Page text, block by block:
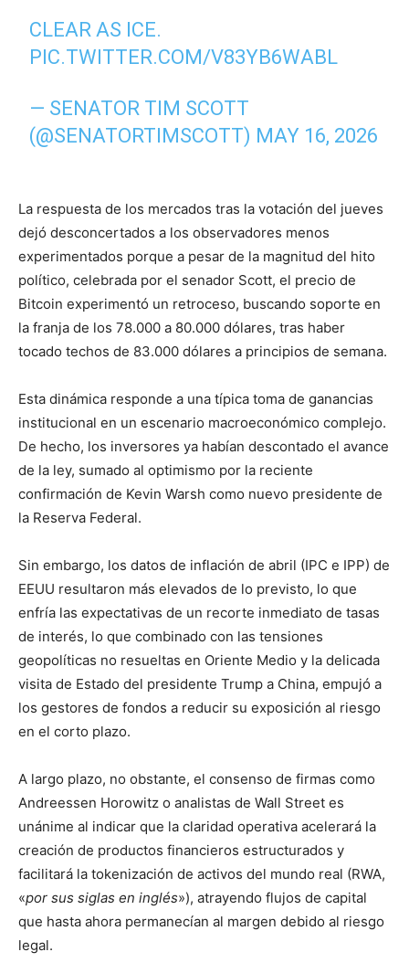
CLEAR AS ICE.
PIC.TWITTER.COM/V83YB6WABL
— SENATOR TIM SCOTT
(@SENATORTIMSCOTT) MAY 16, 2026
La respuesta de los mercados tras la votación del jueves
dejó desconcertados a los observadores menos
experimentados porque a pesar de la magnitud del hito
político, celebrada por el senador Scott, el precio de
Bitcoin experimentó un retroceso, buscando soporte en
la franja de los 78.000 a 80.000 dólares, tras haber
tocado techos de 83.000 dólares a principios de semana.
Esta dinámica responde a una típica toma de ganancias
institucional en un escenario macroeconómico complejo.
De hecho, los inversores ya habían descontado el avance
de la ley, sumado al optimismo por la reciente
confirmación de Kevin Warsh como nuevo presidente de
la Reserva Federal.
Sin embargo, los datos de inflación de abril (IPC e IPP) de
EEUU resultaron más elevados de lo previsto, lo que
enfría las expectativas de un recorte inmediato de tasas
de interés, lo que combinado con las tensiones
geopolíticas no resueltas en Oriente Medio y la delicada
visita de Estado del presidente Trump a China, empujó a
los gestores de fondos a reducir su exposición al riesgo
en el corto plazo.
A largo plazo, no obstante, el consenso de firmas como
Andreessen Horowitz o analistas de Wall Street es
unánime al indicar que la claridad operativa acelerará la
creación de productos financieros estructurados y
facilitará la tokenización de activos del mundo real (RWA,
«por sus siglas en inglés»), atrayendo flujos de capital
que hasta ahora permanecían al margen debido al riesgo
legal.